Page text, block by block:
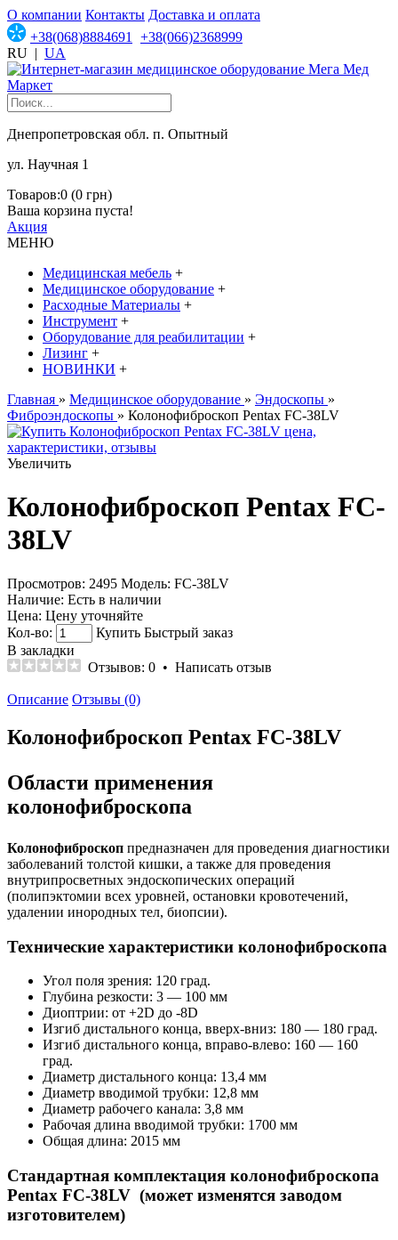
О компании Контакты Доставка и оплата
+38(068)8884691
+38(066)2368999
RU | UA
Днепропетровская обл. п. Опытный
ул. Научная 1
Товаров:0 (0 грн)
Ваша корзина пуста!
Акция
МЕНЮ
Медицинская мебель +
Медицинское оборудование +
Расходные Материалы +
Инструмент +
Оборудование для реабилитации +
Лизинг +
НОВИНКИ +
Главная » Медицинское оборудование » Эндоскопы »
Фиброэндоскопы » Колонофиброскоп Pentax FC-38LV
Увеличить
Колонофиброскоп Pentax FC-
38LV
Просмотров: 2495 Модель: FC-38LV
Наличие: Есть в наличии
Цена: Цену уточняйте
Кол-во:
Купить Быстрый заказ
В закладки
Отзывов: 0 • Написать отзыв
Описание Отзывы (0)
Колонофиброскоп Pentax FC-38LV
Области применения
колонофиброскопа
Колонофиброскоп предназначен для проведения диагностики
заболеваний толстой кишки, а также для проведения
внутрипросветных эндоскопических операций
(полипэктомии всех уровней, остановки кровотечений,
удалении инородных тел, биопсии).
Технические характеристики колонофиброскопа
Угол поля зрения: 120 град.
Глубина резкости: 3 ― 100 мм
Диоптрии: от +2D до -8D
Изгиб дистального конца, вверх-вниз: 180 ― 180 град.
Изгиб дистального конца, вправо-влево: 160 ― 160
град.
Диаметр дистального конца: 13,4 мм
Диаметр вводимой трубки: 12,8 мм
Диаметр рабочего канала: 3,8 мм
Рабочая длина вводимой трубки: 1700 мм
Общая длина: 2015 мм
Стандартная комплектация колонофиброскопа
Pentax FC-38LV (может изменятся заводом
изготовителем)